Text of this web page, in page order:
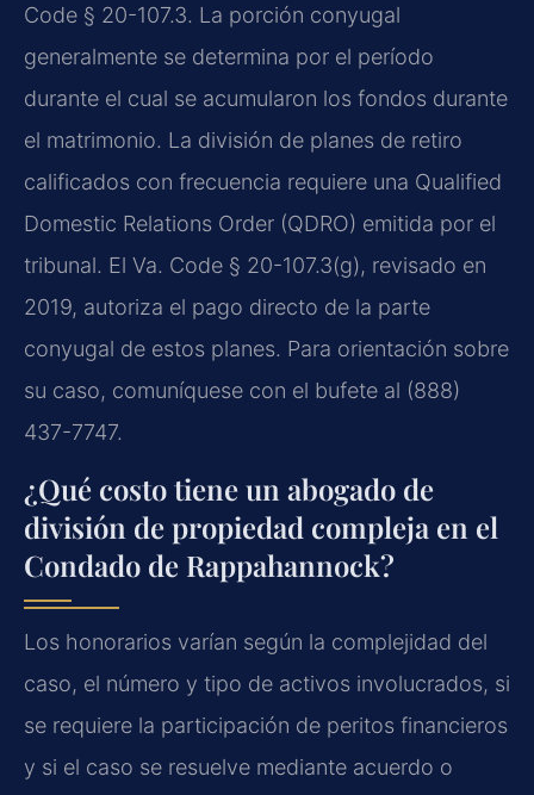
Code § 20-107.3. La porción conyugal
generalmente se determina por el período
durante el cual se acumularon los fondos durante
el matrimonio. La división de planes de retiro
calificados con frecuencia requiere una Qualified
Domestic Relations Order (QDRO) emitida por el
tribunal. El Va. Code § 20-107.3(g), revisado en
2019, autoriza el pago directo de la parte
conyugal de estos planes. Para orientación sobre
su caso, comuníquese con el bufete al (888)
437-7747.
¿Qué costo tiene un abogado de
división de propiedad compleja en el
Condado de Rappahannock?
Los honorarios varían según la complejidad del
caso, el número y tipo de activos involucrados, si
se requiere la participación de peritos financieros
y si el caso se resuelve mediante acuerdo o